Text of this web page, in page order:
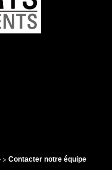
> Contacter notre équipe